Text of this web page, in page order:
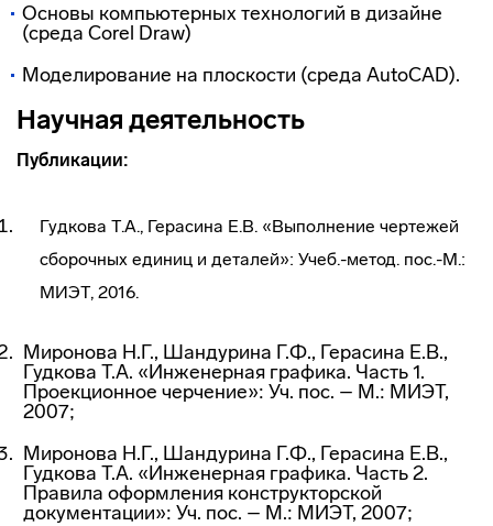
Основы компьютерных технологий в дизайне
(среда Corel Draw)
Моделирование на плоскости (среда AutoCAD).
Научная деятельность
Публикации:
Гудкова Т.А., Герасина Е.В. «Выполнение чертежей
сборочных единиц и деталей»: Учеб.-метод. пос.-М.:
МИЭТ, 2016.
Миронова Н.Г., Шандурина Г.Ф., Герасина Е.В.,
Гудкова Т.А. «Инженерная графика. Часть 1.
Проекционное черчение»: Уч. пос. – М.: МИЭТ,
2007;
Миронова Н.Г., Шандурина Г.Ф., Герасина Е.В.,
Гудкова Т.А. «Инженерная графика. Часть 2.
Правила оформления конструкторской
документации»: Уч. пос. – М.: МИЭТ, 2007;